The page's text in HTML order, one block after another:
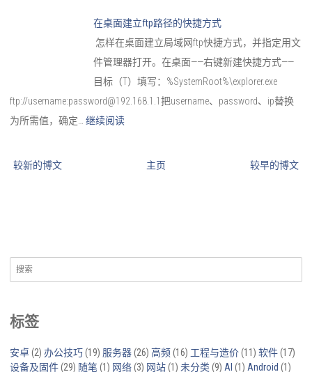
在桌面建立ftp路径的快捷方式
怎样在桌面建立局域网ftp快捷方式，并指定用文
件管理器打开。在桌面——右键新建快捷方式——
目标（T）填写：%SystemRoot%\explorer.exe
ftp://username:password@192.168.1.1把username、password、ip替换
为所需值，确定… 继续阅读
较新的博文 较早的博文
主页
搜
索：
标签
安卓(2) 办公技巧(19) 服务器(26) 高频(16) 工程与造价(11) 软件(17)
设备及固件(29) 随笔(1) 网络(3) 网站(1) 未分类 (9) AI (1) Android (1)